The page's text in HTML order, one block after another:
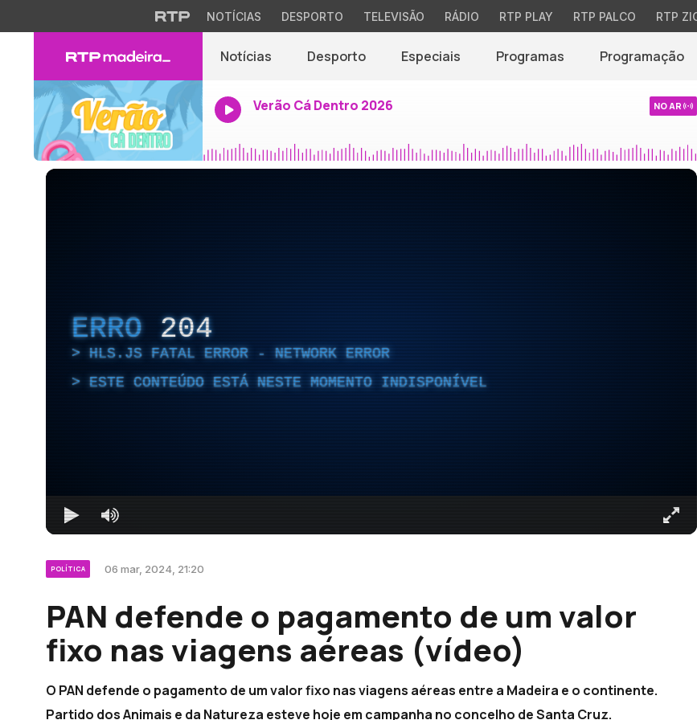
NOTÍCIAS DESPORTO TELEVISÃO RÁDIO RTP PLAY RTP PALCO RTP
Notícias Desporto Especiais Programas Programação
Verão Cá Dentro 2026 NO AR
ERRO 204
HLS.JS FATAL ERROR - NETWORK ERROR
ESTE CONTEÚDO ESTÁ NESTE MOMENTO INDISPONÍVEL
POLÍTICA 06 mar, 2024, 21:20
PAN defende o pagamento de um valor
fixo nas viagens aéreas (vídeo)
O PAN defende o pagamento de um valor fixo nas viagens aéreas entre a Madeira e o continente.
Partido dos Animais e da Natureza esteve hoje em campanha no concelho de Santa Cruz.